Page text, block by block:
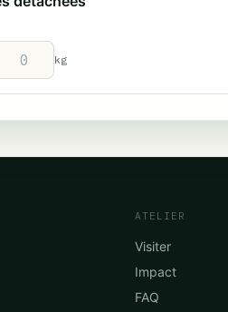
kg
ATELIER
Visiter
Impact
FAQ